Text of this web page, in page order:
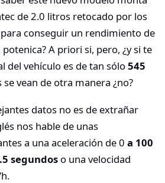
de 2.0 litros retocado por los
conseguir un rendimiento de
potenica? A priori si, pero, ¿y si te
del vehículo es de tan sólo545
se vean de otra manera ¿no?
datos no es de extrañar
nos hable de unas
a una aceleración de 0 a 100
segundos o una velocidad